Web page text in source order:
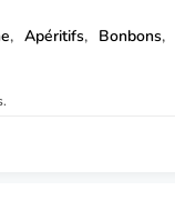
Apéritifs Bonbons